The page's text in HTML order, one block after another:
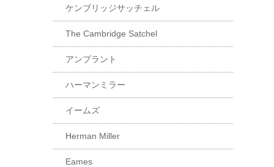
ケンブリッジサッチェル
The Cambridge Satchel
アンプラント
ハーマンミラー
イームズ
Herman Miller
Eames